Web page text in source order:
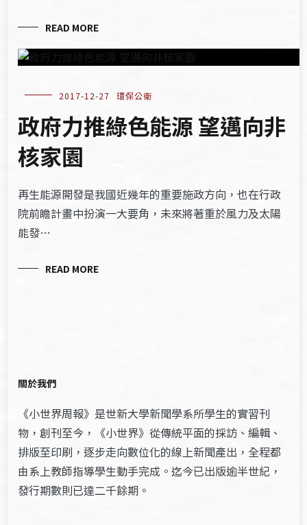
READ MORE
2017-12-27 環保公衛
政府力推綠色能源 望邁向非
核家園
再生能源開發是我國近幾年的重要施政方向，也在行政
院前瞻計畫中扮演一大要角，未來將著重於風力及太陽
能發…
READ MORE
關於我們
《小世界周報》是世新大學新聞學系所學生的實習刊
物，創刊至今，《小世界》從傳統平面的採訪、編輯、
排版至印刷，逐步走向數位化的線上新聞產出，全程都
由系上教師指導學生動手完成。迄今已出版逾半世紀，
發行期數則已達二千餘期。